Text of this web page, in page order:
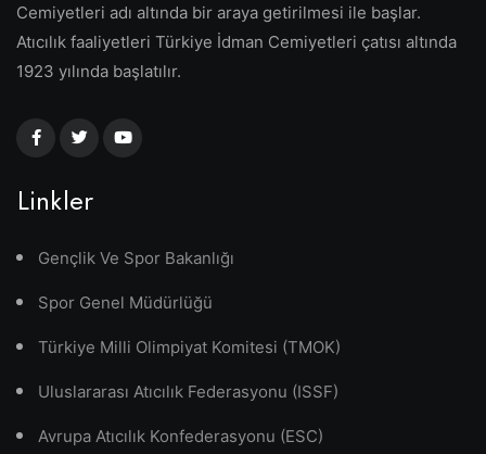
Cemiyetleri adı altında bir araya getirilmesi ile başlar.
Atıcılık faaliyetleri Türkiye İdman Cemiyetleri çatısı altında
1923 yılında başlatılır.
Linkler
Gençlik Ve Spor Bakanlığı
Spor Genel Müdürlüğü
Türkiye Milli Olimpiyat Komitesi (TMOK)
Uluslararası Atıcılık Federasyonu (ISSF)
Avrupa Atıcılık Konfederasyonu (ESC)